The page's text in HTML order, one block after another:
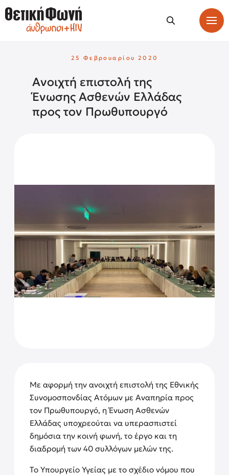
25 Φεβρουαρίου 2020
Ανοιχτή επιστολή της
Ένωσης Ασθενών Ελλάδας
προς τον Πρωθυπουργό
Με αφορμή την ανοιχτή επιστολή της Εθνικής
Συνομοσπονδίας Ατόμων με Αναπηρία προς
τον Πρωθυπουργό, η Ένωση Ασθενών
Ελλάδας υποχρεούται να υπερασπιστεί
δημόσια την κοινή φωνή, το έργο και τη
διαδρομή των 40 συλλόγων μελών της.
Το Υπουργείο Υγείας με το σχέδιο νόμου που